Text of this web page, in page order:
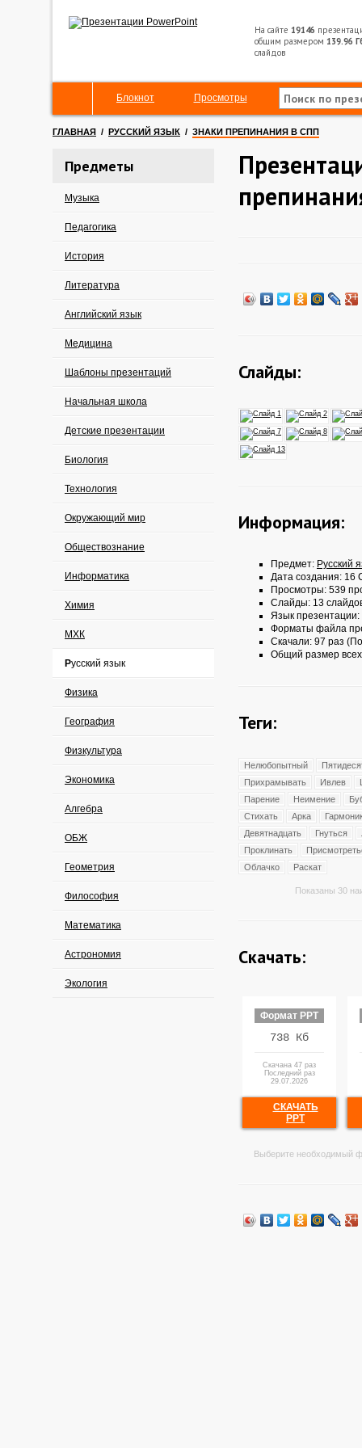
На сайте 19146
общим размером 139.96
слайдов
Блокнот Просмотры
ГЛАВНАЯ / РУССКИЙ ЯЗЫК / ЗНАКИ ПРЕПИНАНИЯ В СПП
Предметы
Музыка
Педагогика
История
Литература
Английский язык
Медицина
Шаблоны презентаций
Начальная школа
Детские презентации
Биология
Технология
Окружающий мир
Обществознание
Информатика
Химия
МХК
Русский язык
Физика
География
Физкультура
Экономика
Алгебра
ОБЖ
Геометрия
Философия
Математика
Астрономия
Экология
Слайды:
Информация:
Предмет: Русский
Дата создания: 16
Просмотры: 539
Слайды: 13
Язык презентации:
Форматы файла
Скачали: 97 раз
Общий размер
Теги:
Нелюбопытный
Прихрамывать
Ивлев
Парение
Неимение
Стихать
Арка
Девятнадцать
Гнуться
Проклинать
Облачко
Раскат
Показаны 30
Скачать:
Формат PPT
738 Кб
Скачана 47 раз
Последний раз
29.07.2026
СКАЧАТЬ
PPT
Выберите необходимый